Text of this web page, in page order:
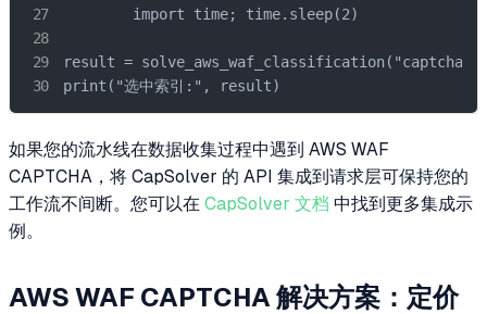
        import time; time.sleep(2)
result =
print("选中索引:", result)
如果您的流水线在数据收集过程中遇到 AWS WAF
CAPTCHA，将 CapSolver 的 API 集成到请求层可保持您的
工作流不间断。您可以在 CapSolver 文档 中找到更多集成示
例。
AWS WAF CAPTCHA 解决方案：定价